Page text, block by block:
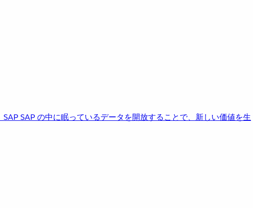
SAPSAP の中に眠っているデータを開放することで、新しい価値を生